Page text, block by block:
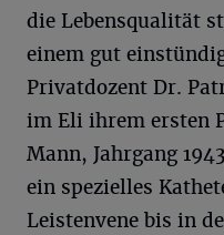
die Lebensqualität
einem gut
Privatdozent Dr.
im Eli ihrem ersten
Mann, Jahrgang
ein spezielles
Leistenvene bis in